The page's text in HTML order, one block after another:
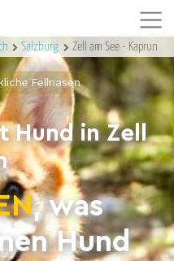
Salzburg Zell am See - Kaprun
Fellnasen
Hund in Zell
, was
Hund